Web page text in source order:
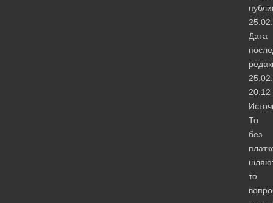
Дата
20:12
То
без
то